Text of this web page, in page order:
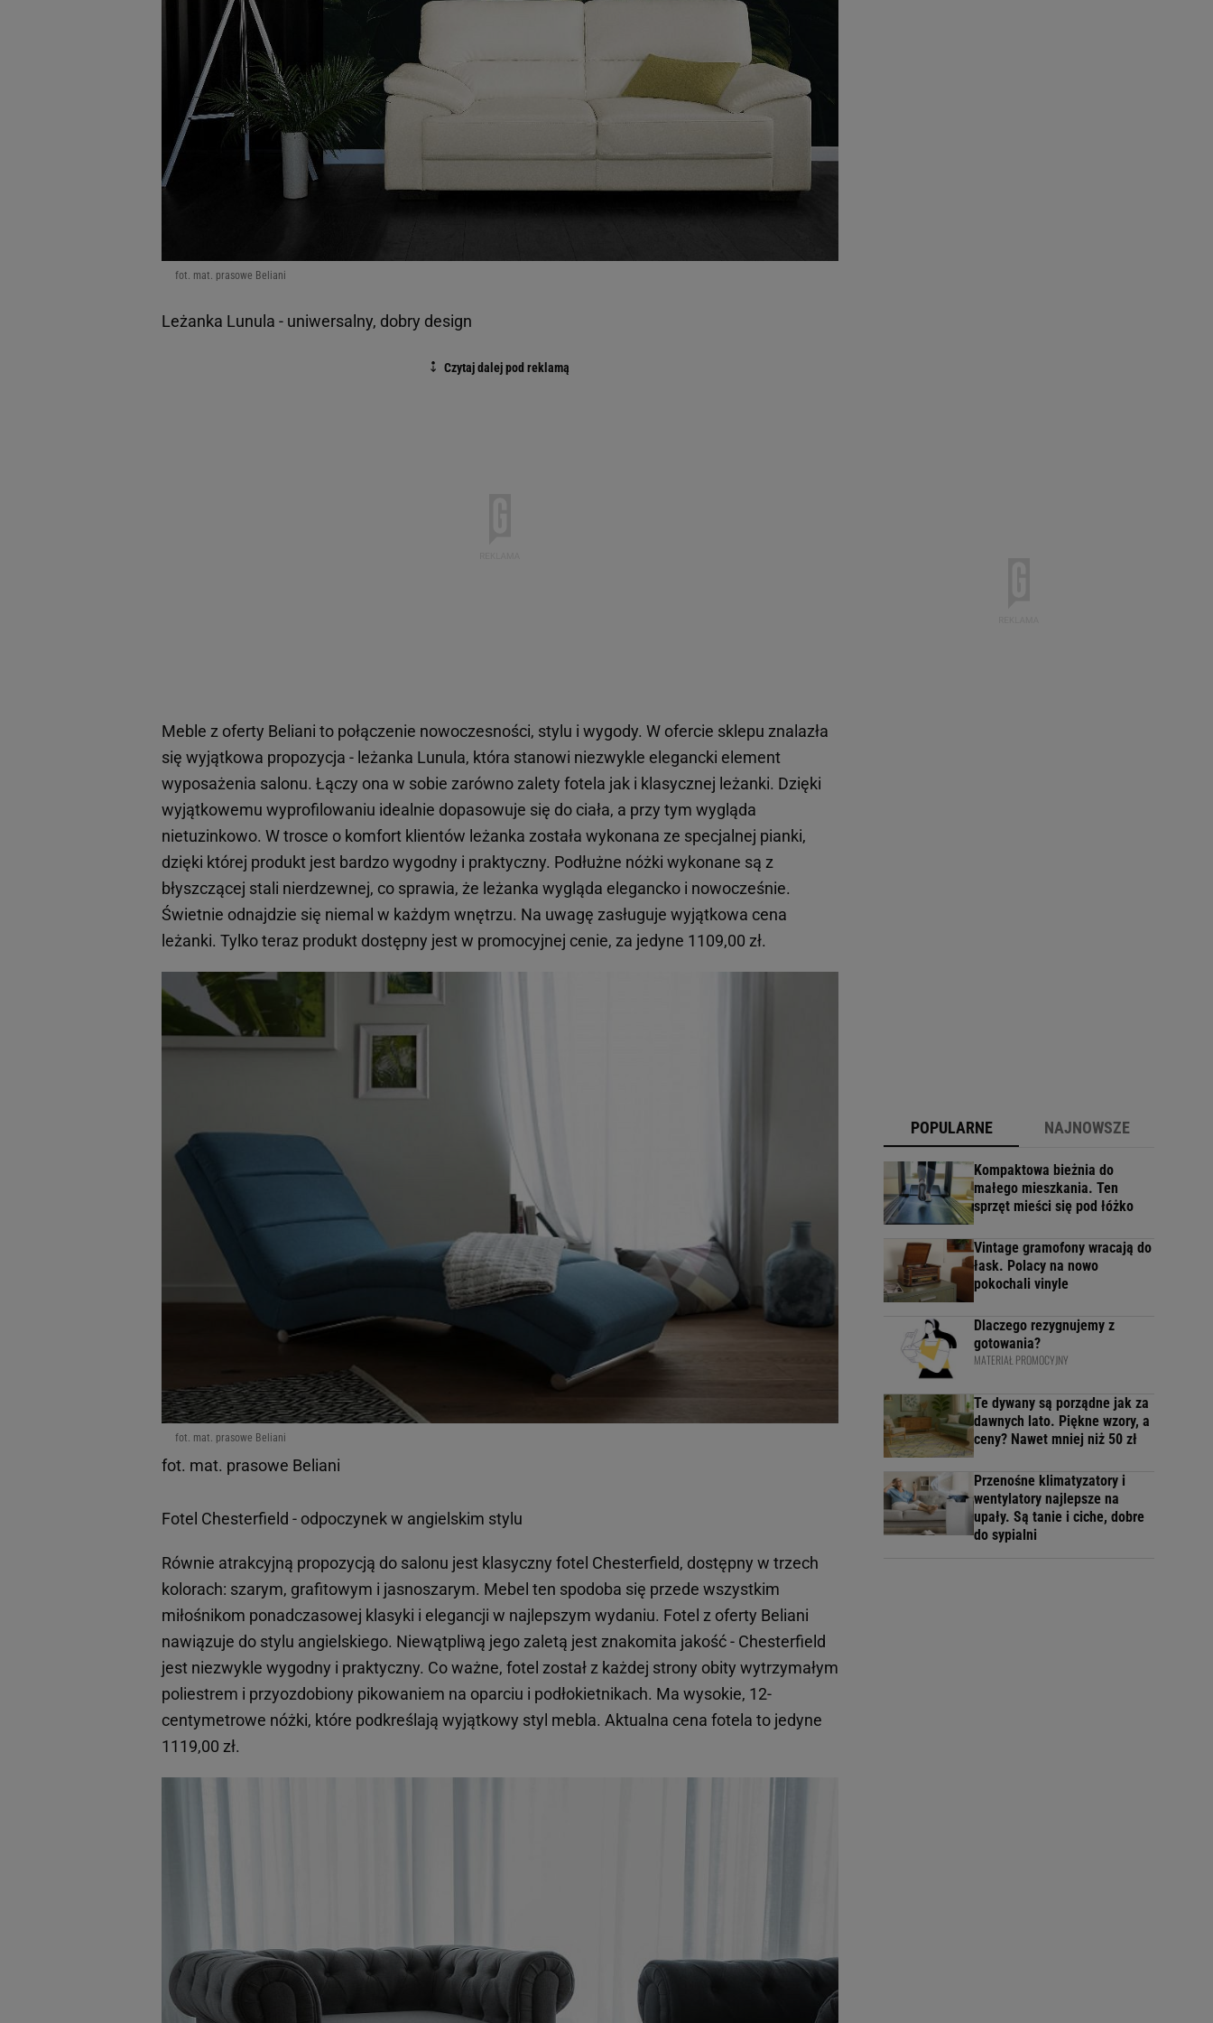
fot. mat. prasowe Beliani
Leżanka Lunula - uniwersalny, dobry design
Meble z oferty Beliani to połączenie nowoczesności, stylu i wygody. W ofercie sklepu znalazła
się wyjątkowa propozycja - leżanka Lunula, która stanowi niezwykle elegancki element
wyposażenia salonu. Łączy ona w sobie zarówno zalety fotela jak i klasycznej leżanki. Dzięki
wyjątkowemu wyprofilowaniu idealnie dopasowuje się do ciała, a przy tym wygląda
nietuzinkowo. W trosce o komfort klientów leżanka została wykonana ze specjalnej pianki,
dzięki której produkt jest bardzo wygodny i praktyczny. Podłużne nóżki wykonane są z
błyszczącej stali nierdzewnej, co sprawia, że leżanka wygląda elegancko i nowocześnie.
Świetnie odnajdzie się niemal w każdym wnętrzu. Na uwagę zasługuje wyjątkowa cena
leżanki. Tylko teraz produkt dostępny jest w promocyjnej cenie, za jedyne 1109,00 zł.
fot. mat. prasowe Beliani
fot. mat. prasowe Beliani
Fotel Chesterfield - odpoczynek w angielskim stylu
Równie atrakcyjną propozycją do salonu jest klasyczny fotel Chesterfield, dostępny w trzech
kolorach: szarym, grafitowym i jasnoszarym. Mebel ten spodoba się przede wszystkim
miłośnikom ponadczasowej klasyki i elegancji w najlepszym wydaniu. Fotel z oferty Beliani
nawiązuje do stylu angielskiego. Niewątpliwą jego zaletą jest znakomita jakość - Chesterfield
jest niezwykle wygodny i praktyczny. Co ważne, fotel został z każdej strony obity wytrzymałym
poliestrem i przyozdobiony pikowaniem na oparciu i podłokietnikach. Ma wysokie, 12-
centymetrowe nóżki, które podkreślają wyjątkowy styl mebla. Aktualna cena fotela to jedyne
1119,00 zł.
POPULARNE NAJNOWSZE
Kompaktowa bieżnia do
małego mieszkania. Ten
sprzęt mieści się pod łóżko
Vintage gramofony wracają do
łask. Polacy na nowo
pokochali vinyle
Dlaczego rezygnujemy z
gotowania?
MATERIAŁ PROMOCYJNY
Te dywany są porządne jak za
dawnych lato. Piękne wzory, a
ceny? Nawet mniej niż 50 zł
Przenośne klimatyzatory i
wentylatory najlepsze na
upały. Są tanie i ciche, dobre
do sypialni